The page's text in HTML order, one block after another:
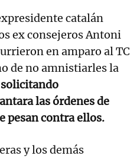
catalán
ex consejeros Antoni
en amparo al TC
de no amnistiarles la
solicitando
las órdenes de
pesan contra ellos.
y los demás